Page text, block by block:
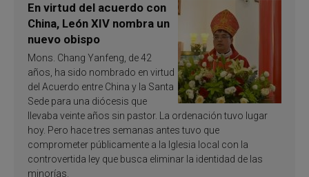
En virtud del acuerdo con
China, León XIV nombra un
nuevo obispo
Mons. Chang Yanfeng, de 42
años, ha sido nombrado en virtud
del Acuerdo entre China y la Santa
Sede para una diócesis que
llevaba veinte años sin pastor. La ordenación tuvo lugar
hoy. Pero hace tres semanas antes tuvo que
comprometer públicamente a la Iglesia local con la
controvertida ley que busca eliminar la identidad de las
minorías.